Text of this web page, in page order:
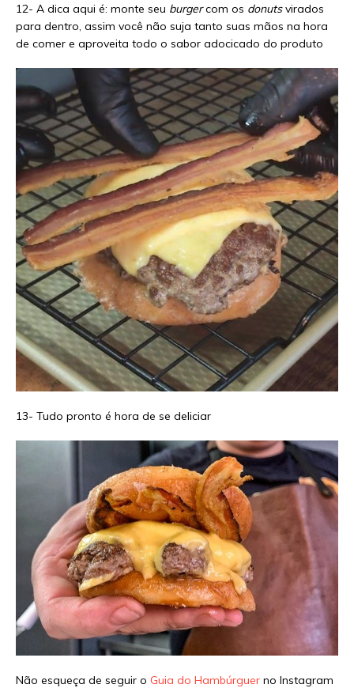
12- A dica aqui é: monte seu burgercom os donutsvirados
para dentro, assim você não suja tanto suas mãos na hora
de comer e aproveita todo o sabor adocicado do produto
13- Tudo pronto é hora de se deliciar
Não esqueça de seguir o Guia do Hambúrguer no Instagram